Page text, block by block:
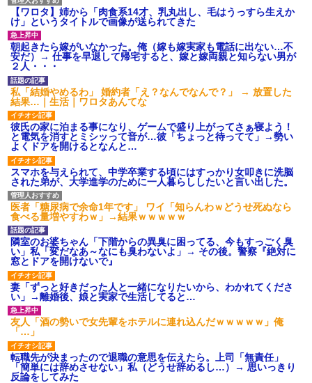
【GIF】JSのカンチョーワロ
タ
後続車にクラクションを鳴ら
され彼氏が逆切れ。「何クラク
ション鳴らしてんだ！降りてこ
いよ！」と怒鳴りだし...
【衝撃】報酬100万円超の治験
募集がこちらｗｗｗｗｗ(※画像
あり)
【ネット騒然】惨殺されたタ
ワマン頂き女子のこの動画、す
げえええええｗｗｗｗｗｗｗｗ
ｗｗｗ
【愕然】白のクラウン俺氏、
高速道路左車線を制限速度で走
った結果wwwwwwwwwwww
百年の恋12-899 食べた量を
張り合ってくる
【悲報】佐藤輝明・・・２軍
でも盛大にやらかす←あまり悲
しませないでくれ
【ワロタ】姉から「肉食系14才、乳丸出し、毛はうっすら生えか
け」というタイトルで画像が送られてきた
朝起きたら嫁がいなかった。俺（嫁も嫁実家も電話に出ない…不
安だ）→ 仕事を早退して帰宅すると、嫁と嫁両親と知らない男が
２人・・・
私「結婚やめるわ」 婚約者「え？なんでなんで？」 → 放置した
結果…｜生活｜ワロタあんてな
彼氏の家に泊まる事になり、ゲームで盛り上がってさぁ寝よう！
と電気を消すとミシッって音が…彼「ちょっと待ってて」→勢い
よくドアを開けるとなんと…
スマホを与えられて、中学卒業する頃にはすっかり女叩きに洗脳
された弟が、大学進学のために一人暮らししたいと言い出した。
医者「糖尿病で余命1年です」 ワイ「知らんわｗどうせ死ぬなら
食べる量増やすわｗ」→結果ｗｗｗｗｗ
隣室のお婆ちゃん「下階からの異臭に困ってる、今もすっごく臭
い」私「変だなあ～なにも臭わないよ」→ その後。警察『絶対に
窓とドアを開けないで』
妻「ずっと好きだった人と一緒になりたいから、わかれてくださ
い」→離婚後、娘と実家で生活してると…
友人「酒の勢いで女先輩をホテルに連れ込んだｗｗｗｗｗ」俺
「…」
転職先が決まったので退職の意思を伝えたら。上司「無責任」
「簡単には辞めさせない」私（どうせ辞めるし…）→ 思いっきり
反論をしてみた